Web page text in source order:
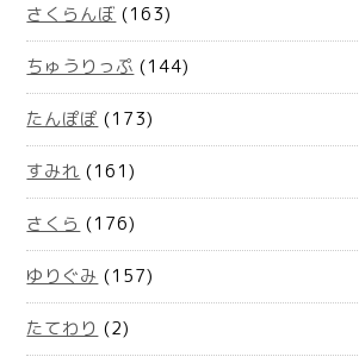
さくらんぼ (163)
ちゅうりっぷ (144)
たんぽぽ (173)
すみれ (161)
さくら (176)
ゆりぐみ (157)
たてわり (2)